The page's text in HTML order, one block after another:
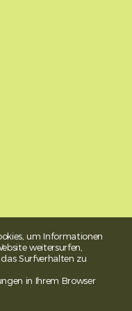
um Informationen
weitersurfen,
Surfverhalten zu
in Ihrem Browser